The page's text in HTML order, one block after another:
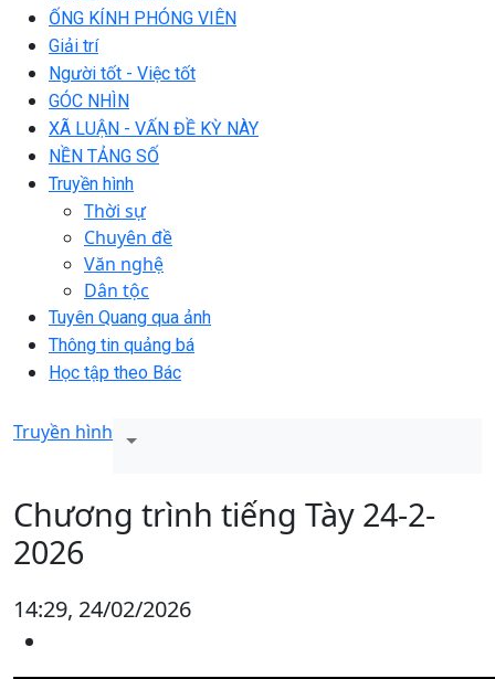
ỐNG KÍNH PHÓNG VIÊN
Giải trí
Người tốt - Việc tốt
GÓC NHÌN
XÃ LUẬN - VẤN ĐỀ KỲ NÀY
NỀN TẢNG SỐ
Truyền hình
Thời sự
Chuyên đề
Văn nghệ
Dân tộc
Tuyên Quang qua ảnh
Thông tin quảng bá
Học tập theo Bác
Truyền hình
Chương trình tiếng Tày 24-2-
2026
14:29, 24/02/2026